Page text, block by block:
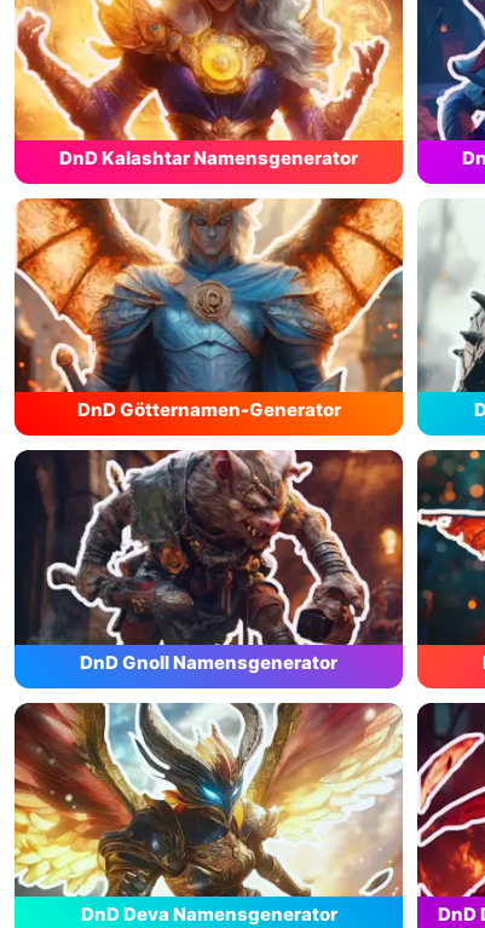
DnD Kalashtar Namensgenerator
DnD Götternamen-Generator
DnD Gnoll Namensgenerator
DnD Deva Namensgenerator DnD